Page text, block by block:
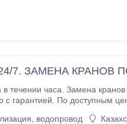
24/7. ЗАМЕНА
течении часа. Замена
с гарантией. По доступным
водопровод